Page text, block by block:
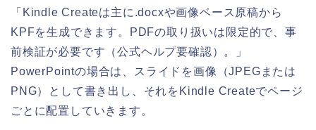
「Kindle Createは主に.docxや画像ベース原稿から
KPFを生成できます。PDFの取り扱いは限定的で、事
前検証が必要です（公式ヘルプ要確認）。」
PowerPointの場合は、スライドを画像（JPEGまたは
PNG）として書き出し、それをKindle Createでページ
ごとに配置していきます。